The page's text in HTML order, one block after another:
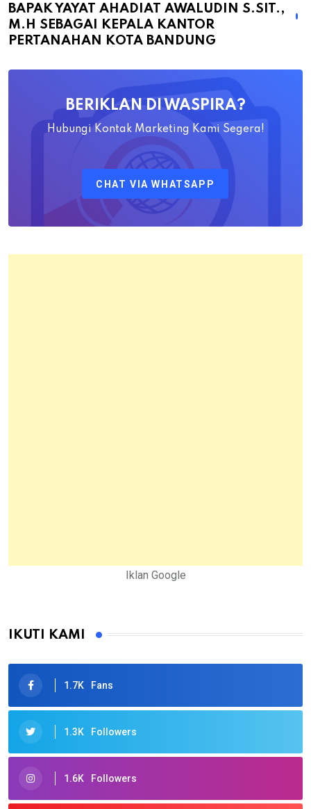
Dilantiknya
Bapak
Ahadiat
Pertanahan
Kota
BAPAK YAYAT AHADIAT AWALUDIN S.SIT.,
M.H SEBAGAI KEPALA KANTOR
PERTANAHAN KOTA BANDUNG
BERIKLAN DI WASPIRA?
Hubungi Kontak Marketing Kami Segera!
CHAT VIA WHATSAPP
Iklan Google
IKUTI KAMI
1.7K Fans
1.3K Followers
1.6K Followers